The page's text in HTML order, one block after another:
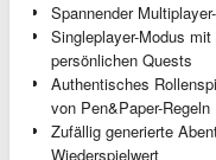
Spannender
Singleplayer-Modus
persönlichen Quests
Authentisches
von Pen&Paper-Regeln
Zufällig generierte
Wiederspielwert